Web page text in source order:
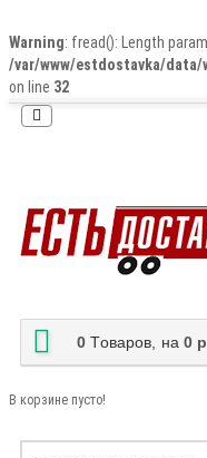
Warning: fread(): Length
/var/www/estdostavka/
on line 32
0 Tоваров, на 0
В корзине пусто!